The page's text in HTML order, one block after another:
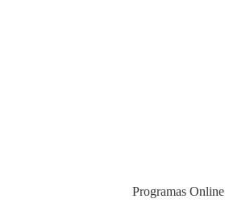
Programas Online